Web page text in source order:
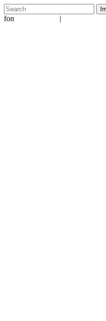
fon |